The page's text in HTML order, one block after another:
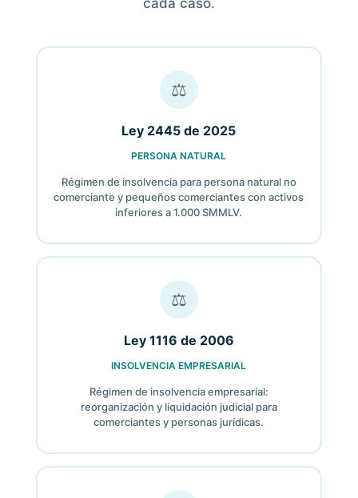
cada caso.
⚖
Ley 2445 de 2025
PERSONA NATURAL
Régimen de insolvencia para persona natural no
comerciante y pequeños comerciantes con activos
inferiores a 1.000 SMMLV.
⚖
Ley 1116 de 2006
INSOLVENCIA EMPRESARIAL
Régimen de insolvencia empresarial:
reorganización y liquidación judicial para
comerciantes y personas jurídicas.